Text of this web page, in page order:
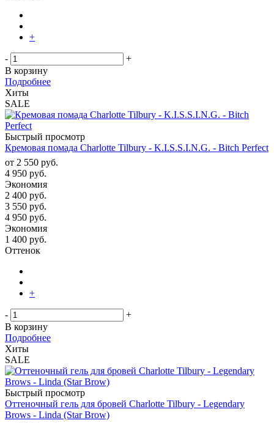
+
-
+
В корзину
Подробнее
Хиты
SALE
Быстрый просмотр
Кремовая помада Charlotte Tilbury - K.I.S.S.I.N.G. - Bitch Perfect
от 2 550 руб.
4 950 руб.
Экономия
2 400 руб.
3 550 руб.
4 950 руб.
Экономия
1 400 руб.
Оттенок
+
-
+
В корзину
Подробнее
Хиты
SALE
Быстрый просмотр
Оттеночный гель для бровей Charlotte Tilbury - Legendary
Brows - Linda (Star Brow)